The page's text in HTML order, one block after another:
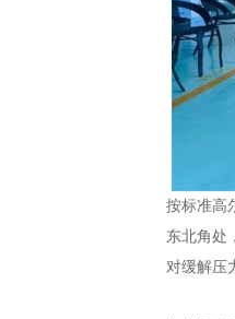
按标准高
东北角处
对缓解压